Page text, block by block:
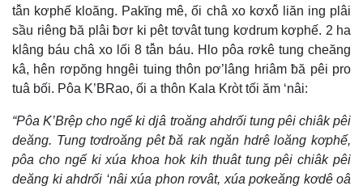
tâ̆n kơphế kloăng. Pakĭng mê, ối châ xo kơxô̆ liăn ing plâi
sầu riêng ƀă plâi ƀơr ki pêt tơvât tung kơdrum kơphế. 2 ha
klâng báu châ xo lối 8 tâ̆n báu. Hlo pôa rơkê tung cheăng
kâ, hên rơpŏng hngêi tuing thôn pơ’lâng hriâm ƀă pêi pro
tuâ bối. Pôa K’BRao, ối a thôn Kala Kròt tối ăm ‘nâi:
“Pôa K’Brệp cho ngế ki djâ troăng ahdrối tung pêi chiâk pêi
deăng. Tung tơdroăng pêt ƀă rak ngăn hdrê loăng kơphế,
pôa cho ngế ki xúa khoa hok kih thuât tung pêi chiâk pêi
deăng ki ahdrối ‘nâi xúa phon rơvât, xúa pơkeăng kơdê oâ